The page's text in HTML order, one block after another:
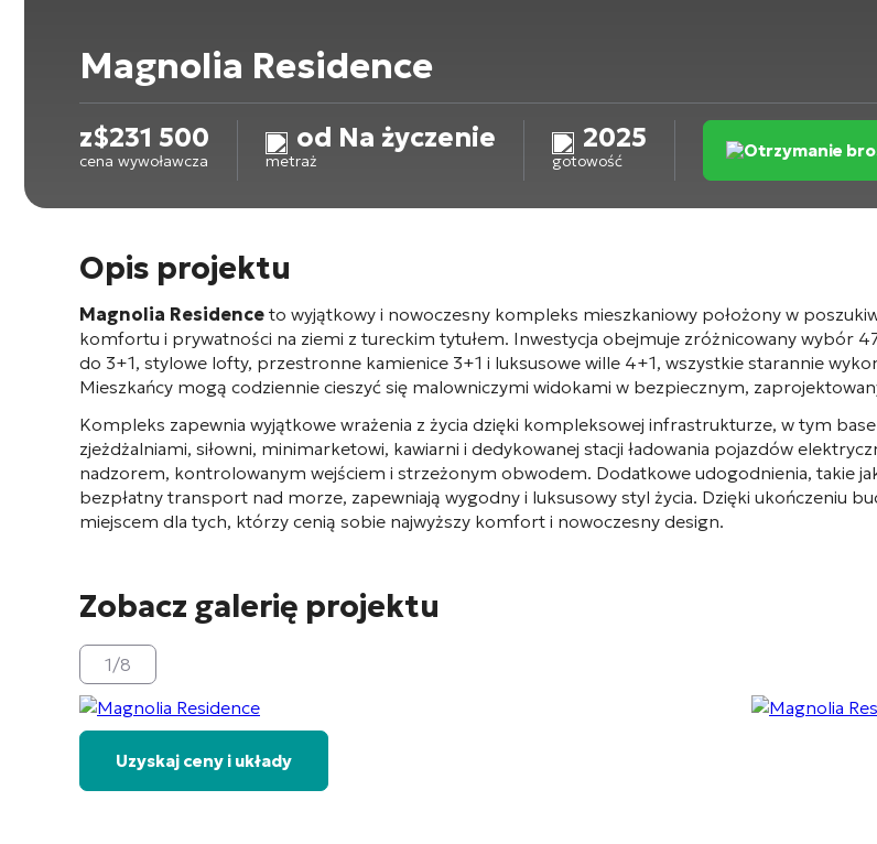
Magnolia Residence
z$231 500
cena wywoławcza
od Na życzenie
metraż
2025
gotowość Otrzymanie
Opis projektu
Magnolia Residence to wyjątkowy i nowoczesny kompleks mieszkaniowy położony w
komfortu i prywatności na ziemi z tureckim tytułem. Inwestycja obejmuje zróżnicowany wybór
do 3+1, stylowe lofty, przestronne kamienice 3+1 i luksusowe wille 4+1, wszystkie starannie
Mieszkańcy mogą codziennie cieszyć się malowniczymi widokami w bezpiecznym,
Kompleks zapewnia wyjątkowe wrażenia z życia dzięki kompleksowej infrastrukturze, w tym
zjeżdżalniami, siłowni, minimarketowi, kawiarni i dedykowanej stacji ładowania pojazdów
nadzorem, kontrolowanym wejściem i strzeżonym obwodem. Dodatkowe udogodnienia, takie
bezpłatny transport nad morze, zapewniają wygodny i luksusowy styl życia. Dzięki ukończeniu
miejscem dla tych, którzy cenią sobie najwyższy komfort i nowoczesny design.
Zobacz galerię projektu
1/8
Uzyskaj ceny i układy